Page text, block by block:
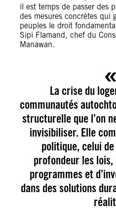
il est temps de passer des
des mesures concrètes qui
peuples le droit
Sipi Flamand, chef du
Manawan.
La crise du
communautés
structurelle que l’on
invisibiliser. Elle
politique, celui
profondeur les
programmes et
dans des solutions